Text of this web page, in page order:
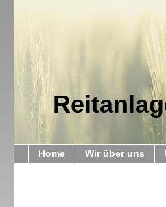
Home Wir über uns